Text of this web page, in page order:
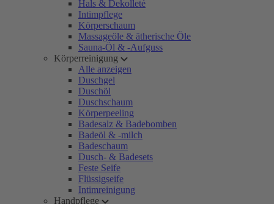
Hals & Dekolleté
Intimpflege
Körperschaum
Massageöle & ätherische Öle
Sauna-Öl & -Aufguss
Körperreinigung
Alle anzeigen
Duschgel
Duschöl
Duschschaum
Körperpeeling
Badesalz & Badebomben
Badeöl & -milch
Badeschaum
Dusch- & Badesets
Feste Seife
Flüssigseife
Intimreinigung
Handpflege